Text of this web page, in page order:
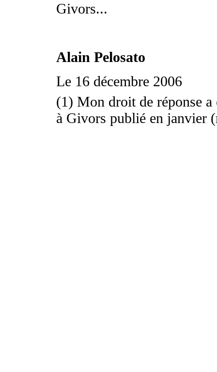
Givors...
Alain Pelosato
Le 16 décembre 2006
(1) Mon droit de réponse
à Givors publié en janvier